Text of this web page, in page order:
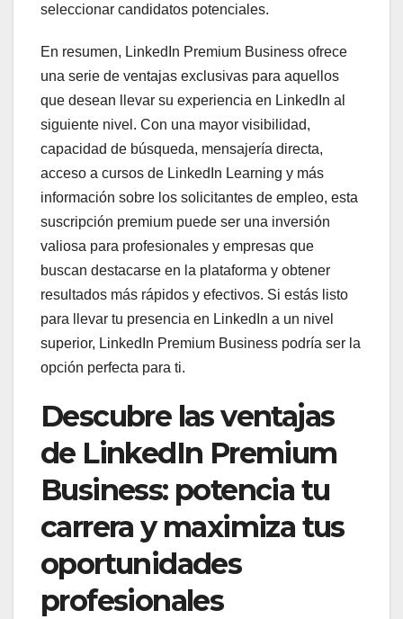
seleccionar candidatos potenciales.
En resumen, LinkedIn Premium Business ofrece
una serie de ventajas exclusivas para aquellos
que desean llevar su experiencia en LinkedIn al
siguiente nivel. Con una mayor visibilidad,
capacidad de búsqueda, mensajería directa,
acceso a cursos de LinkedIn Learning y más
información sobre los solicitantes de empleo, esta
suscripción premium puede ser una inversión
valiosa para profesionales y empresas que
buscan destacarse en la plataforma y obtener
resultados más rápidos y efectivos. Si estás listo
para llevar tu presencia en LinkedIn a un nivel
superior, LinkedIn Premium Business podría ser la
opción perfecta para ti.
Descubre las ventajas
de LinkedIn Premium
Business: potencia tu
carrera y maximiza tus
oportunidades
profesionales